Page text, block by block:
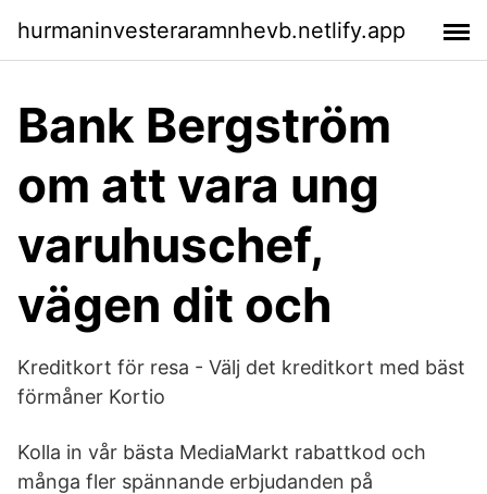
hurmaninvesteraramnhevb.netlify.app
Bank Bergström
om att vara ung
varuhuschef,
vägen dit och
Kreditkort för resa - Välj det kreditkort med bäst
förmåner Kortio
Kolla in vår bästa MediaMarkt rabattkod och
många fler spännande erbjudanden på